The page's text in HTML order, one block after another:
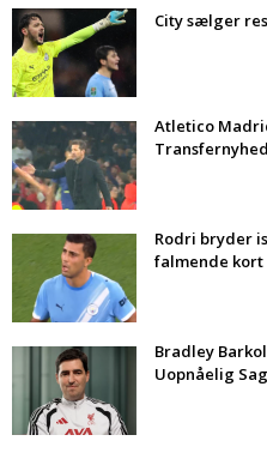
City sælger
Atletico
Rodri bryder
falmende
Bradley
Uopnåelig